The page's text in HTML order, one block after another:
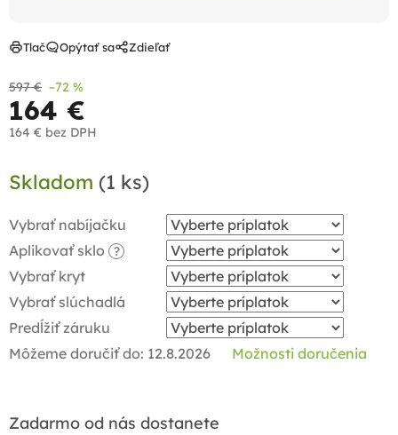
597 € –72 %
164 €
164 € bez DPH
cena:
Skladom (1 ks)
Vybrať nabíjačku
Aplikovať sklo
?
Vybrať kryt
Vybrať slúchadlá
Predĺžiť záruku
Môžeme doručiť do: 12.8.2026 Možnosti doručenia
Zadarmo od nás dostanete
Tlač Opýtať sa Zdieľať